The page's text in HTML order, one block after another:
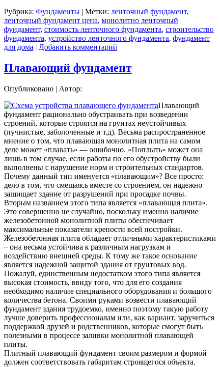
Рубрика: Фундаменты | Метки: ленточный фундамент,
ленточный фундамент цена, монолитно ленточный
фундамент, стоимость ленточного фундамента, строительство
фундамента, устройство ленточного фундамента, фундамент
для дома | Добавить комментарий
Плавающий фундамент
Опубликовано | Автор:
Плавающий
фундамент рационально обустраивать при возведении
строений, которые строятся на грунтах неустойчивых
(пучнистые, заболоченные и т.д). Весьма распространенное
мнение о том, что плавающая монолитная плита на самом
деле может «плавать» — ошибочно. «Поплыть» может она
лишь в том случае, если работы по его обустройству были
выполнены с нарушение норм и строительных стандартов.
Почему данный тип именуется «плавающим»? Все просто:
дело в том, что смещаясь вместе со строением, он надежно
защищает здание от разрушений при просадке почвы.
Вторым названием этого типа является «плавающая плита».
Это совершенно не случайно, поскольку именно наличие
железобетонной монолитной плиты обеспечивает
максимальные показатели крепости всей постройки.
Железобетонная плита обладает отличными характеристиками
– она весьма устойчива к различным нагрузкам и
воздействию внешней среды. К тому же такое основание
является надежной защитой здания от грунтовых вод.
Пожалуй, единственным недостатком этого типа является
высокая стоимость, ввиду того, что для его создания
необходимо наличие специального оборудования и большого
количества бетона. Своими руками возвести плавающий
фундамент здания трудоемко, именно поэтому такую работу
лучше доверить профессионалам или, как вариант, заручиться
поддержкой друзей и родственников, которые смогут быть
полезными в процессе заливки монолитной плавающей
плиты.
Плитный плавающий фундамент своим размером и формой
должен соответствовать габаритам строящегося объекта.